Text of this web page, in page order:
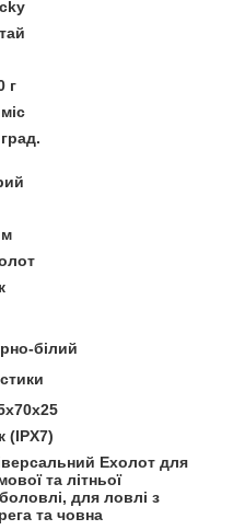
г
м
білий
(IPX7)
Ехолот для
та літньої
для ловлі з
та човна